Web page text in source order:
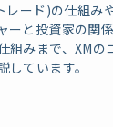
ード)の仕組み
ーと投資家の関
組みまで、XM
ています。